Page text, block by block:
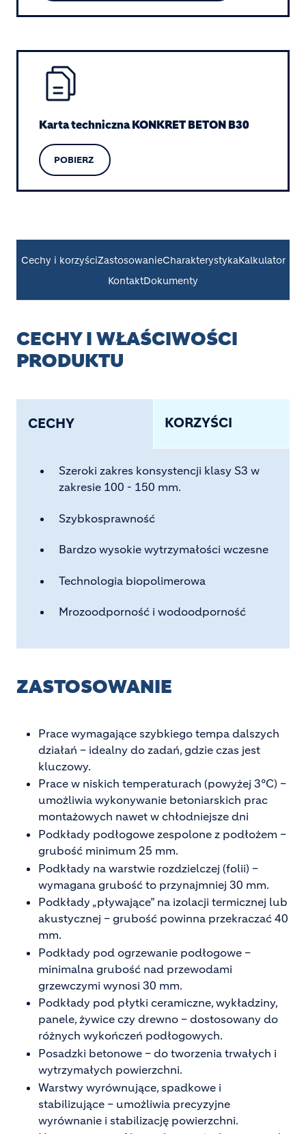
Image
Karta techniczna KONKRET BETON B30
POBIERZ
Cechy i korzyściZastosowanieCharakterystykaKalkulator
KontaktDokumenty
CECHY I WŁAŚCIWOŚCI
PRODUKTU
CECHY KORZYŚCI
Szeroki zakres konsystencji klasy S3 w
zakresie 100 - 150 mm.
Szybkosprawność
Bardzo wysokie wytrzymałości wczesne
Technologia biopolimerowa
Mrozoodporność i wodoodporność
ZASTOSOWANIE
Prace wymagające szybkiego tempa dalszych
działań – idealny do zadań, gdzie czas jest
kluczowy.
Prace w niskich temperaturach (powyżej 3°C) –
umożliwia wykonywanie betoniarskich prac
montażowych nawet w chłodniejsze dni
Podkłady podłogowe zespolone z podłożem –
grubość minimum 25 mm.
Podkłady na warstwie rozdzielczej (folii) –
wymagana grubość to przynajmniej 30 mm.
Podkłady „pływające” na izolacji termicznej lub
akustycznej – grubość powinna przekraczać 40
mm.
Podkłady pod ogrzewanie podłogowe –
minimalna grubość nad przewodami
grzewczymi wynosi 30 mm.
Podkłady pod płytki ceramiczne, wykładziny,
panele, żywice czy drewno – dostosowany do
różnych wykończeń podłogowych.
Posadzki betonowe – do tworzenia trwałych i
wytrzymałych powierzchni.
Warstwy wyrównujące, spadkowe i
stabilizujące – umożliwia precyzyjne
wyrównanie i stabilizację powierzchni.